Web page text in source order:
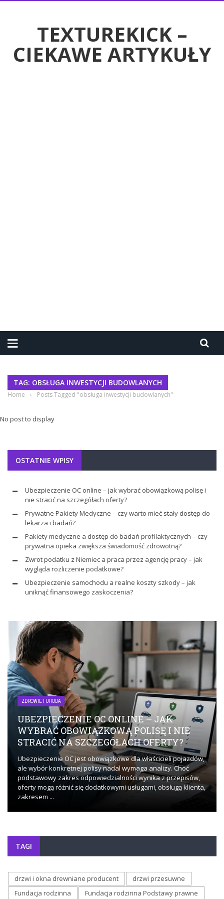
TEXTUREKICK –
CIEKAWE ARTYKUŁY
TAG: OBSŁUGA INWESTYCJI BUDOWLANYCH
Home › Posts Tagged "obsługa inwestycji budowlanych"
No post to display
OSTATNIE WPISY
Ubezpieczenie OC online – jak wybrać obowiązkową polisę i
nie stracić na szczegółach oferty?
Prywatne Pakiety Medyczne – czy warto mieć stały dostęp do
lekarza i badań?
Pakiety medyczne a dostęp do badań profilaktycznych – czy
prywatna opieka zwiększa świadomość zdrowotną?
Zwrot podatku z Niemiec a praca przez agencję pracy – jak
wygląda rozliczenie podatkowe?
Ubezpieczenie samochodu a realne koszty szkody – jak
uniknąć finansowego zaskoczenia?
ZDROWIE I URODA
UBEZPIECZENIE OC ONLINE – JAK
WYBRAĆ OBOWIĄZKOWĄ POLISĘ I NIE
STRACIĆ NA SZCZEGÓŁACH OFERTY?
Ubezpieczenie OC jest obowiązkowe dla właścicieli pojazdów,
ale wybór konkretnej polisy nadal wymaga analizy. Choć
podstawowy zakres odpowiedzialności wynika z przepisów,
oferty mogą różnić się dodatkowymi usługami, obsługą klienta,
zakresem ...
TAGI
drzwi i okna drewniane producent
drzwi przesuwne
Fundacja rodzinna
Fundacja rodzinna Podstawy prawne